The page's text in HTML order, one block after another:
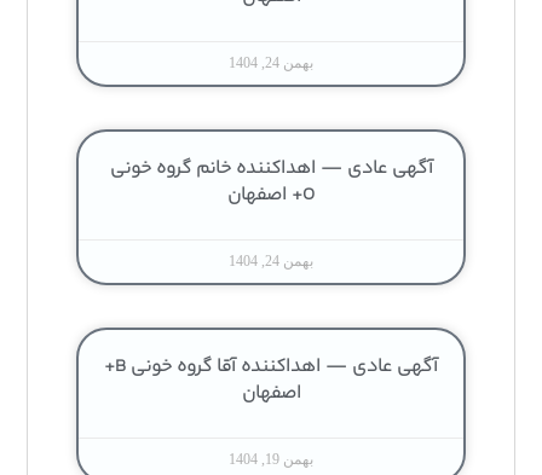
بهمن 24, 1404
آگهی عادی — اهداکننده خانم گروه خونی
O+ اصفهان
بهمن 24, 1404
آگهی عادی — اهداکننده آقا گروه خونی B+
اصفهان
بهمن 19, 1404